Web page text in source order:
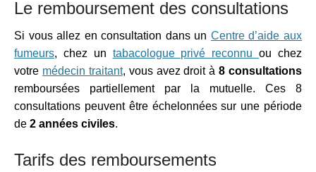
Le remboursement des consultations
Si vous allez en consultation dans un Centre d’aide aux
fumeurs, chez un tabacologue privé reconnuou chez
votre médecin traitant, vous avez droit à8 consultations
remboursées partiellement par la mutuelle. Ces 8
consultations peuvent être échelonnées sur une période
de 2 années civiles.
Tarifs des remboursements